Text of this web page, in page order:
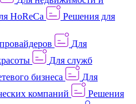
HoReCa
Решения для
Для
Для служб
бизнеса
Для
компаний
Решения